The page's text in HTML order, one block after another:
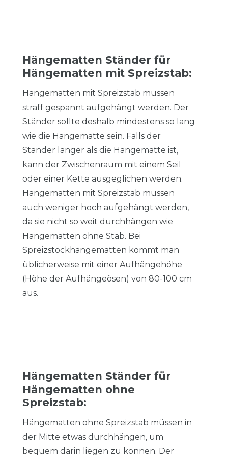
Hängematten Ständer für
Hängematten mit Spreizstab:
Hängematten mit Spreizstab müssen
straff gespannt aufgehängt werden. Der
Ständer sollte deshalb mindestens so lang
wie die Hängematte sein. Falls der
Ständer länger als die Hängematte ist,
kann der Zwischenraum mit einem Seil
oder einer Kette ausgeglichen werden.
Hängematten mit Spreizstab müssen
auch weniger hoch aufgehängt werden,
da sie nicht so weit durchhängen wie
Hängematten ohne Stab. Bei
Spreizstockhängematten kommt man
üblicherweise mit einer Aufhängehöhe
(Höhe der Aufhängeösen) von 80-100 cm
aus.
Hängematten Ständer für
Hängematten ohne
Spreizstab:
Hängematten ohne Spreizstab müssen in
der Mitte etwas durchhängen, um
bequem darin liegen zu können. Der